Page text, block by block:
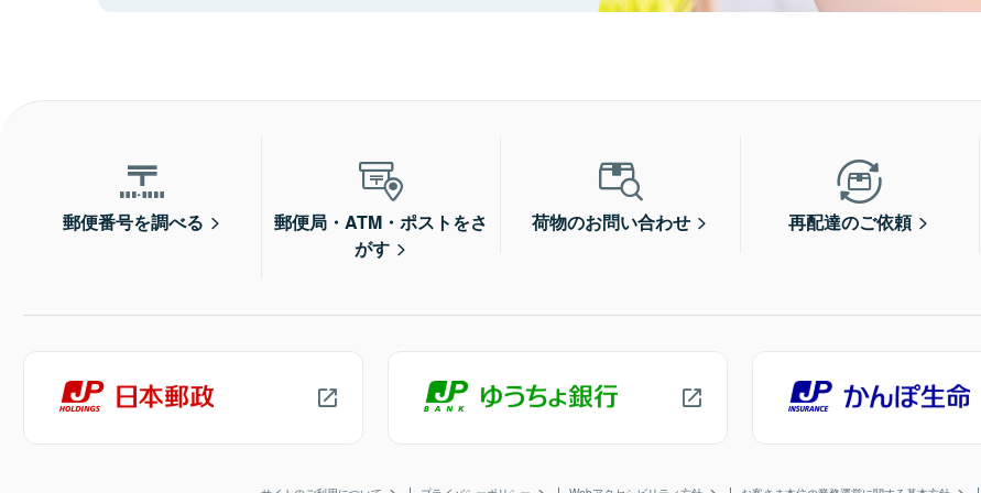
郵便番号を調べる
郵便局・ATM・ポストをさ
がす
荷物のお問い合わせ 再配達のご依頼